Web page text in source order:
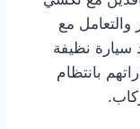
مع
سيارة نظيفة
بانتظام